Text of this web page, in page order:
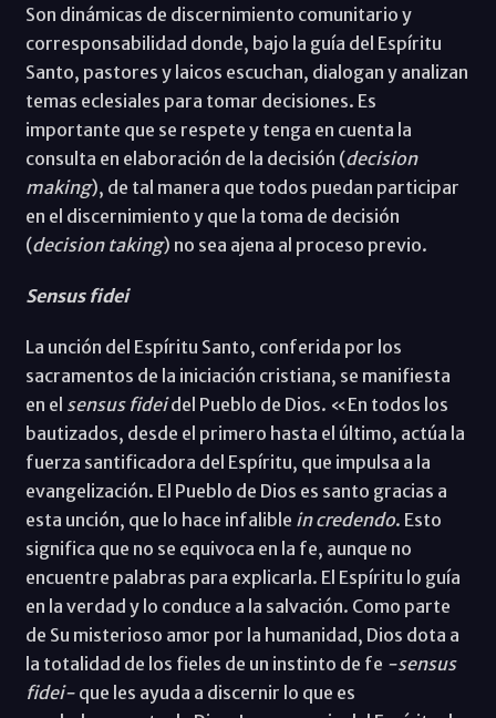
Son dinámicas de discernimiento comunitario y
corresponsabilidad donde, bajo la guía del Espíritu
Santo, pastores y laicos escuchan, dialogan y analizan
temas eclesiales para tomar decisiones. Es
importante que se respete y tenga en cuenta la
consulta en elaboración de la decisión (decision
making), de tal manera que todos puedan participar
en el discernimiento y que la toma de decisión
(decision taking) no sea ajena al proceso previo.
Sensus fidei
La unción del Espíritu Santo, conferida por los
sacramentos de la iniciación cristiana, se manifiesta
en el sensus fideidel Pueblo de Dios. «En todos los
bautizados, desde el primero hasta el último, actúa la
fuerza santificadora del Espíritu, que impulsa a la
evangelización. El Pueblo de Dios es santo gracias a
esta unción, que lo hace infalible in credendo. Esto
significa que no se equivoca en la fe, aunque no
encuentre palabras para explicarla. El Espíritu lo guía
en la verdad y lo conduce a la salvación. Como parte
de Su misterioso amor por la humanidad, Dios dota a
la totalidad de los fieles de un instinto de fe -sensus
fidei- que les ayuda a discernir lo que es